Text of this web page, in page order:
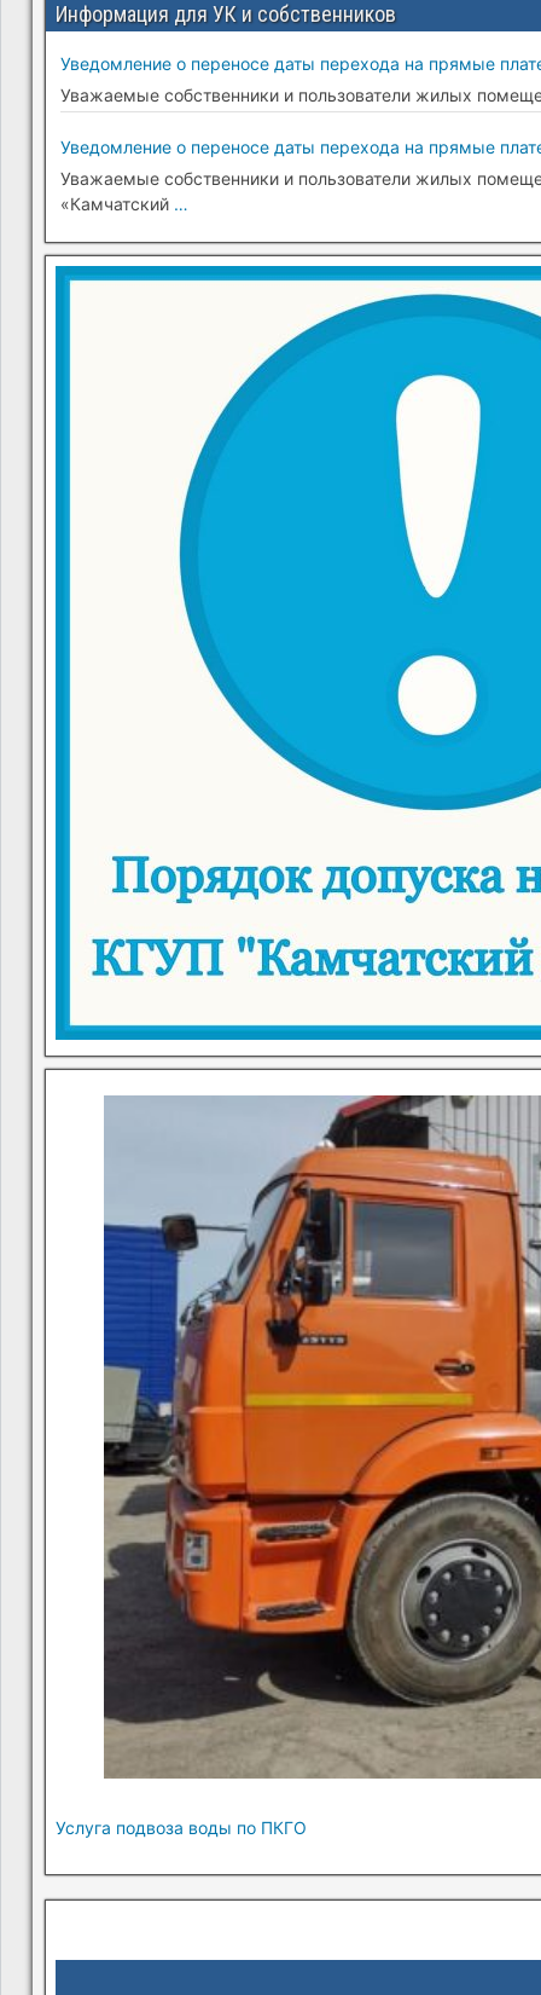
Информация для УК и собственников
Уведомление о переносе даты перехода на прямые
Уважаемые собственники и пользователи жилых
Уведомление о переносе даты перехода на прямые
Уважаемые собственники и пользователи жилых
«Камчатский …
Услуга подвоза воды по ПКГО